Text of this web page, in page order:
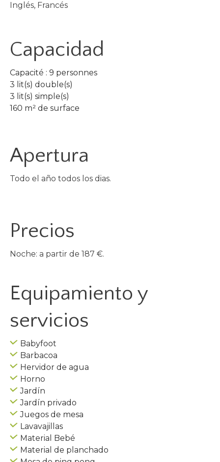
Inglés, Francés
Capacidad
Capacité : 9 personnes
3 lit(s) double(s)
3 lit(s) simple(s)
160 m² de surface
Apertura
Todo el año todos los dias.
Precios
Noche: a partir de 187 €.
Equipamiento y
servicios
Babyfoot
Barbacoa
Hervidor de agua
Horno
Jardín
Jardín privado
Juegos de mesa
Lavavajillas
Material Bebé
Material de planchado